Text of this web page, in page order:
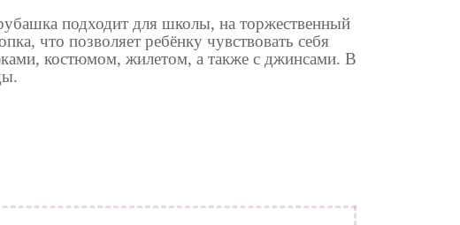
подходит для школы, на торжественный
что позволяет ребёнку чувствовать себя
костюмом, жилетом, а также с джинсами. В